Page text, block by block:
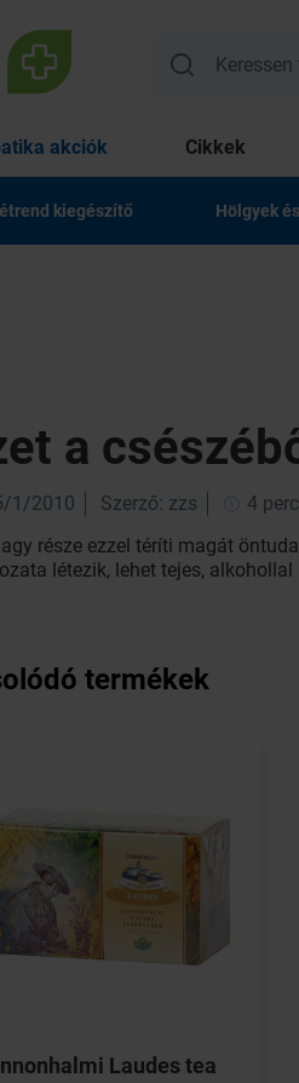
akciók Cikkek
kiegészítő Hölgyek
a
1/2010 Szerző: zzs 4 perc
része ezzel téríti magát
létezik, lehet tejes,
termékek
Laudes tea